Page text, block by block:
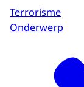
Terrorisme
Onderwerp